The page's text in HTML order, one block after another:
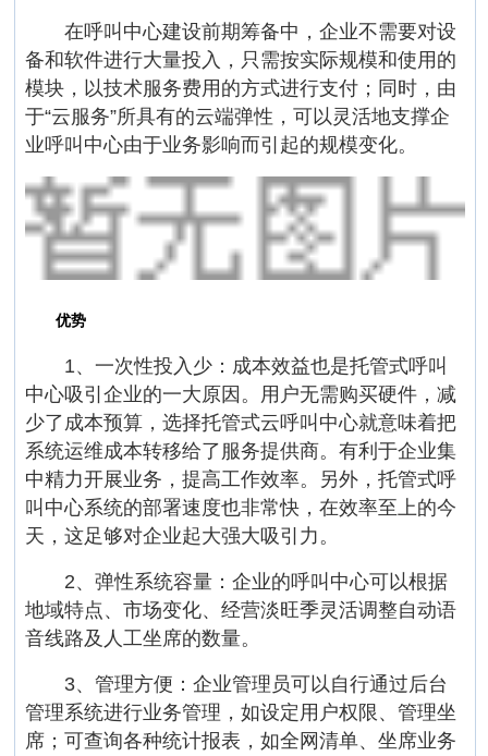
在呼叫中心建设前期筹备中，企业不需要对设
备和软件进行大量投入，只需按实际规模和使用的
模块，以技术服务费用的方式进行支付；同时，由
于“云服务”所具有的云端弹性，可以灵活地支撑企
业呼叫中心由于业务影响而引起的规模变化。
优势
1、一次性投入少：成本效益也是托管式呼叫
中心吸引企业的一大原因。用户无需购买硬件，减
少了成本预算，选择托管式云呼叫中心就意味着把
系统运维成本转移给了服务提供商。有利于企业集
中精力开展业务，提高工作效率。另外，托管式呼
叫中心系统的部署速度也非常快，在效率至上的今
天，这足够对企业起大强大吸引力。
2、弹性系统容量：企业的呼叫中心可以根据
地域特点、市场变化、经营淡旺季灵活调整自动语
音线路及人工坐席的数量。
3、管理方便：企业管理员可以自行通过后台
管理系统进行业务管理，如设定用户权限、管理坐
席；可查询各种统计报表，如全网清单、坐席业务